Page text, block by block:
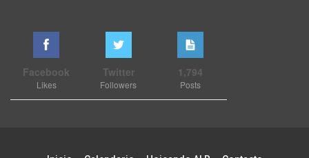
Facebook
Likes
Twitter
Followers
1,794
Posts